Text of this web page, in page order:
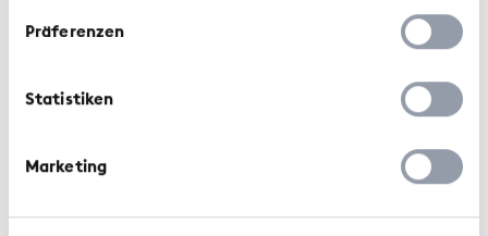
Präferenzen
Statistiken
Marketing